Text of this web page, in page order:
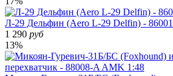
Л-29 Дельфин (Aero L-29 Delfin) -
1 290 руб
13%